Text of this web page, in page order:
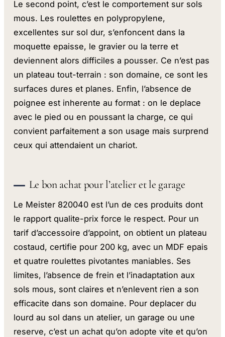
Le second point, c’est le comportement sur sols
mous. Les roulettes en polypropylene,
excellentes sur sol dur, s’enfoncent dans la
moquette epaisse, le gravier ou la terre et
deviennent alors difficiles a pousser. Ce n’est pas
un plateau tout-terrain : son domaine, ce sont les
surfaces dures et planes. Enfin, l’absence de
poignee est inherente au format : on le deplace
avec le pied ou en poussant la charge, ce qui
convient parfaitement a son usage mais surprend
ceux qui attendaient un chariot.
Le bon achat pour l’atelier et le garage
Le Meister 820040 est l’un de ces produits dont
le rapport qualite-prix force le respect. Pour un
tarif d’accessoire d’appoint, on obtient un plateau
costaud, certifie pour 200 kg, avec un MDF epais
et quatre roulettes pivotantes maniables. Ses
limites, l’absence de frein et l’inadaptation aux
sols mous, sont claires et n’enlevent rien a son
efficacite dans son domaine. Pour deplacer du
lourd au sol dans un atelier, un garage ou une
reserve, c’est un achat qu’on adopte vite et qu’on